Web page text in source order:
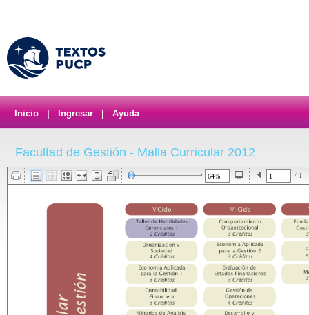
Inicio Ingresar Ayuda
Facultad de Gestión - Malla Curricular 2012
/ 1